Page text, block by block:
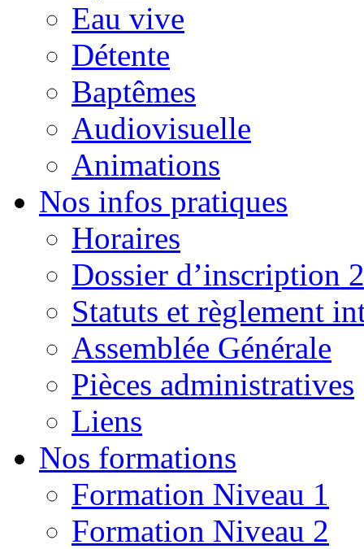
Eau vive
Détente
Baptêmes
Audiovisuelle
Animations
Nos infos pratiques
Horaires
Dossier d’inscription
Statuts et règlement
Assemblée Générale
Pièces administratives
Liens
Nos formations
Formation Niveau 1
Formation Niveau 2